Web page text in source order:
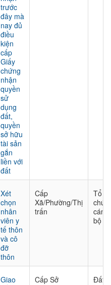
trước
đây mà
nay đủ
điều
kiện
cấp
Giấy
chứng
nhận
quyền
sử
dụng
đất,
quyền
sở hữu
tài sản
gắn
liền với
đất
Xét
chọn
nhân
viên y
tế thôn
và cô
đỡ
thôn
Cấp
Xã/Phường/Thị
trấn
Tổ
chức
cán
bộ
Giao
Cấp Sở
Đất